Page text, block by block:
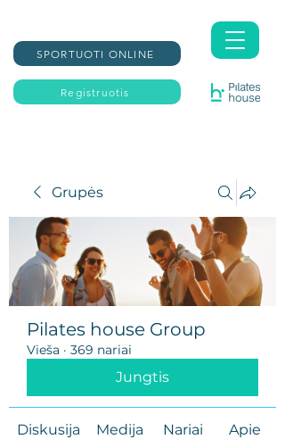
Registruotis
SPORTUOTI ONLINE
Grupės
Pilates house Group
Vieša · 369 nariai
Jungtis
Diskusija Medija Nariai Apie